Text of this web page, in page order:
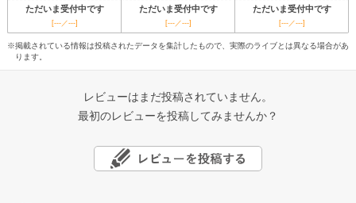
ただいま受付中です ただいま受付中です ただいま受付中です
[---／---] [---／---] [---／---]
※掲載されている情報は投稿されたデータを集計したもので、実際のライブとは異なる場合があ
ります。
レビューはまだ投稿されていません。
最初のレビューを投稿してみませんか？